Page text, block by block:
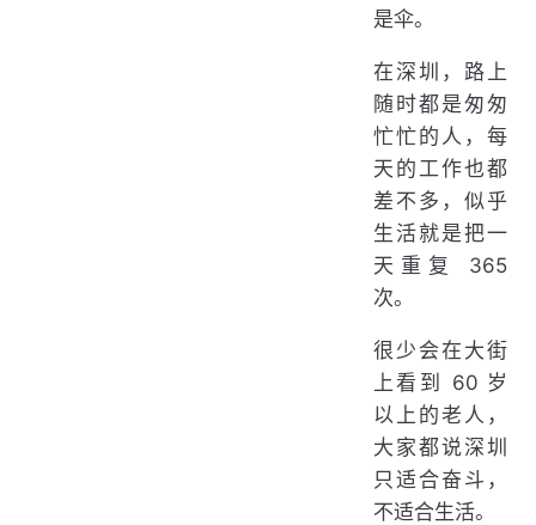
是伞。
在深圳，路上
随时都是匆匆
忙忙的人，每
天的工作也都
差不多，似乎
生活就是把一
天重复 365
次。
很少会在大街
上看到 60 岁
以上的老人，
大家都说深圳
只适合奋斗，
不适合生活。